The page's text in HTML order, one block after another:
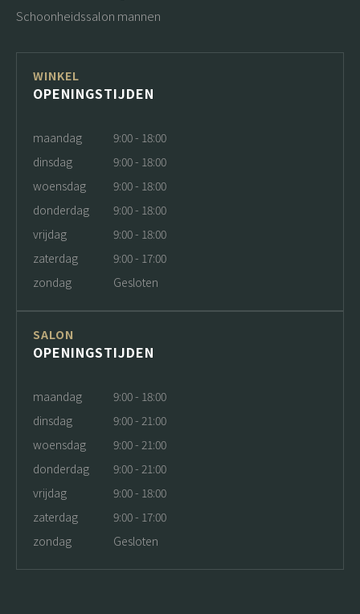
Schoonheidssalon mannen
WINKEL
OPENINGSTIJDEN
maandag
9:00 - 18:00
dinsdag
9:00 - 18:00
woensdag
9:00 - 18:00
donderdag
9:00 - 18:00
vrijdag
9:00 - 18:00
zaterdag
9:00 - 17:00
zondag
Gesloten
SALON
OPENINGSTIJDEN
maandag
9:00 - 18:00
dinsdag
9:00 - 21:00
woensdag
9:00 - 21:00
donderdag
9:00 - 21:00
vrijdag
9:00 - 18:00
zaterdag
9:00 - 17:00
zondag
Gesloten